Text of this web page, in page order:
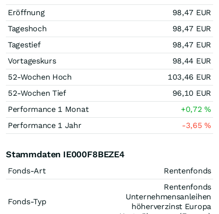
Eröffnung
98,47 EUR
Tageshoch
98,47 EUR
Tagestief
98,47 EUR
Vortageskurs
98,44 EUR
52-Wochen Hoch
103,46 EUR
52-Wochen Tief
96,10 EUR
Performance 1 Monat
+0,72%
Performance 1 Jahr
-3,65%
Stammdaten IE000F8BEZE4
Fonds-Art Rentenfonds
Fonds-Typ
Rentenfonds
Unternehmensanleihen
höherverzinst Europa